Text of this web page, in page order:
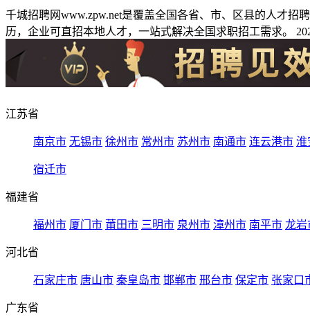
千城招聘网www.zpw.net是覆盖全国各省、市、区县的人才
历，企业可直招本地人才，一站式解决全国求职招工需求。
江苏省
南京市 无锡市 徐州市 常州市 苏州市 南通市 连云港市 淮
宿迁市
福建省
福州市 厦门市 莆田市 三明市 泉州市 漳州市 南平市 龙岩
河北省
石家庄市 唐山市 秦皇岛市 邯郸市 邢台市 保定市 张家口
广东省